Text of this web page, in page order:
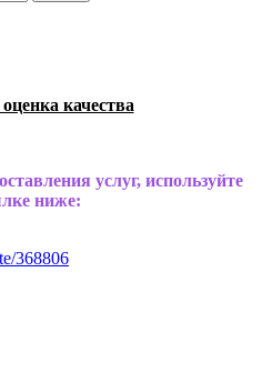
качества
услуг, используйте
ниже:
368806